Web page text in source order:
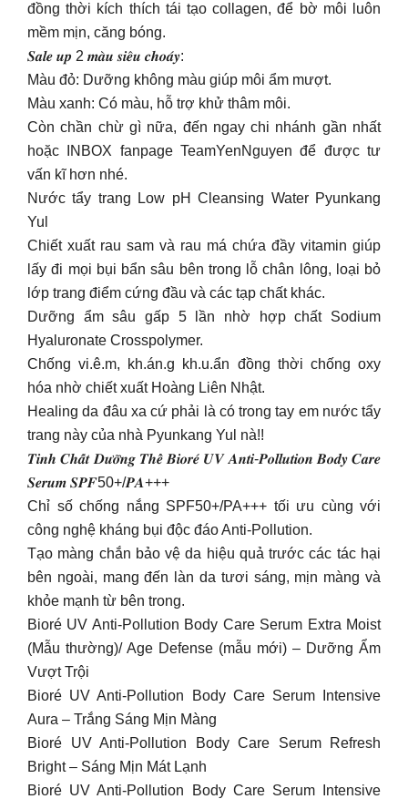
đồng thời kích thích tái tạo collagen, để bờ môi luôn
mềm mịn, căng bóng.
𝑺𝒂𝒍𝒆 𝒖𝒑 2 𝒎𝒂̀𝒖 𝒔𝒊𝒆̂𝒖 𝒄𝒉𝒐𝒂́𝒚:
Màu đỏ: Dưỡng không màu giúp môi ẩm mượt.
Màu xanh: Có màu, hỗ trợ khử thâm môi.
Còn chần chừ gì nữa, đến ngay chi nhánh gần nhất
hoặc INBOX fanpage TeamYenNguyen để được tư
vấn kĩ hơn nhé.
Nước tẩy trang Low pH Cleansing Water Pyunkang
Yul
Chiết xuất rau sam và rau má chứa đầy vitamin giúp
lấy đi mọi bụi bẩn sâu bên trong lỗ chân lông, loại bỏ
lớp trang điểm cứng đầu và các tạp chất khác.
Dưỡng ẩm sâu gấp 5 lần nhờ hợp chất Sodium
Hyaluronate Crosspolymer.
Chống vi.ê.m, kh.án.g kh.u.ẩn đồng thời chống oxy
hóa nhờ chiết xuất Hoàng Liên Nhật.
Healing da đâu xa cứ phải là có trong tay em nước tẩy
trang này của nhà Pyunkang Yul nà!!
𝑻𝒊𝒏𝒉 𝑪𝒉𝒂̂́𝒕 𝑫𝒖̛𝒐̛̃𝒏𝒈 𝑻𝒉𝒆̂̉ 𝑩𝒊𝒐𝒓𝒆́ 𝑼𝑽 𝑨𝒏𝒕𝒊-𝑷𝒐𝒍𝒍𝒖𝒕𝒊𝒐𝒏 𝑩𝒐𝒅𝒚 𝑪𝒂𝒓𝒆
𝑺𝒆𝒓𝒖𝒎 𝑺𝑷𝑭50+/𝑷𝑨+++
Chỉ số chống nắng SPF50+/PA+++ tối ưu cùng với
công nghệ kháng bụi độc đáo Anti-Pollution.
Tạo màng chắn bảo vệ da hiệu quả trước các tác hại
bên ngoài, mang đến làn da tươi sáng, mịn màng và
khỏe mạnh từ bên trong.
Bioré UV Anti-Pollution Body Care Serum Extra Moist
(Mẫu thường)/ Age Defense (mẫu mới) – Dưỡng Ẩm
Vượt Trội
Bioré UV Anti-Pollution Body Care Serum Intensive
Aura – Trắng Sáng Mịn Màng
Bioré UV Anti-Pollution Body Care Serum Refresh
Bright – Sáng Mịn Mát Lạnh
Bioré UV Anti-Pollution Body Care Serum Intensive